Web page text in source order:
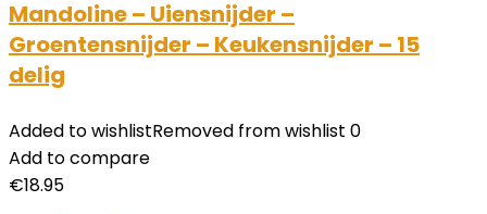
Mandoline – Uiensnijder –
Groentensnijder – Keukensnijder – 15
delig
Added to wishlistRemoved from wishlist 0
Add to compare
€18.95